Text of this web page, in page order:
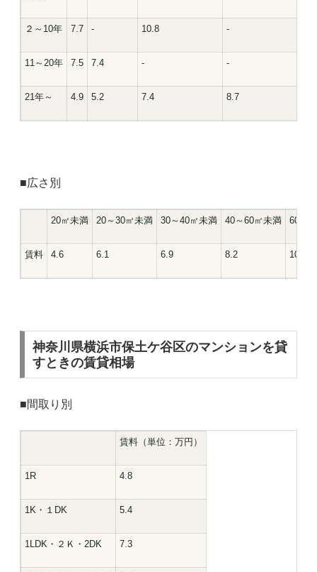
２～10年 7.7 - 10.8 -
11～20年 7.5 7.4 - -
21年～ 4.9 5.2 7.4 8.7
■広さ別
20㎡未満 20～30㎡未満 30～40㎡未満 40～60㎡未満 60㎡
賃料 4.6 6.1 6.9 8.2 10.9
神奈川県横浜市保土ケ谷区のマンションを貸
すときの賃貸相場
■間取り別
賃料（単位：万円）
1R 4.8
1K・１DK 5.4
1LDK・２Ｋ・2DK 7.3